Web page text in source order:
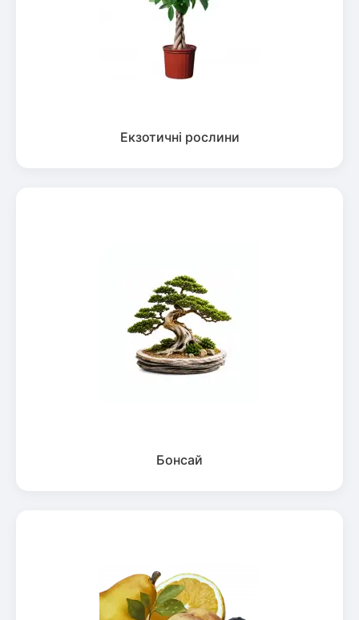
Екзотичні рослини
Бонсай